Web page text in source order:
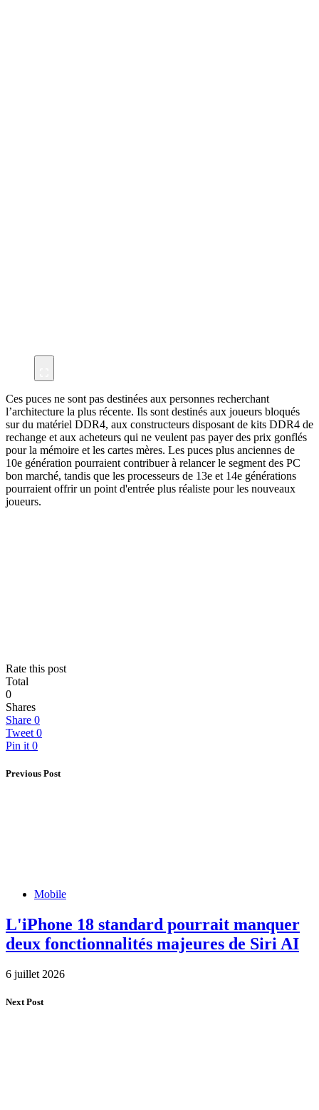
Ces puces ne sont pas destinées aux personnes recherchant
l’architecture la plus récente. Ils sont destinés aux joueurs bloqués
sur du matériel DDR4, aux constructeurs disposant de kits DDR4 de
rechange et aux acheteurs qui ne veulent pas payer des prix gonflés
pour la mémoire et les cartes mères. Les puces plus anciennes de
10e génération pourraient contribuer à relancer le segment des PC
bon marché, tandis que les processeurs de 13e et 14e générations
pourraient offrir un point d'entrée plus réaliste pour les nouveaux
joueurs.
Rate this post
Total
0
Shares
Share 0
Tweet 0
Pin it 0
Previous Post
Mobile
L'iPhone 18 standard pourrait manquer
deux fonctionnalités majeures de Siri AI
6 juillet 2026
Next Post